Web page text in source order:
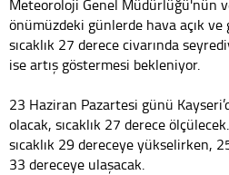
Meteoroloji Genel Müdürlüğü'nün
önümüzdeki günlerde hava açık
sıcaklık 27 derece civarında
ise artış göstermesi bekleniyor.
23 Haziran Pazartesi günü
olacak, sıcaklık 27 derece
sıcaklık 29 dereceye yükselirken,
33 dereceye ulaşacak.